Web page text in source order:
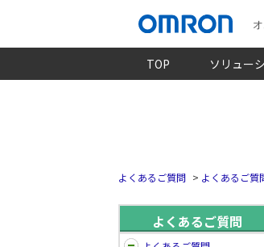
TOP ソリュー
よくあるご質問 > よくあるご質
よくあるご質問